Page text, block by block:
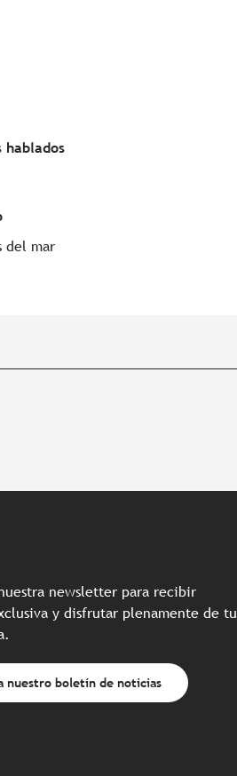
hablados
hablados
del mar
newsletter para recibir
y disfrutar plenamente de tu
nuestro boletín de noticias